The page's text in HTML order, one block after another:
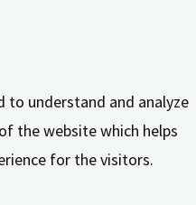
to understand and analyze
the website which helps
for the visitors.